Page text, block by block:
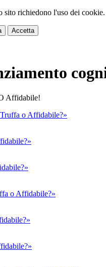
sito richiedono l'uso dei
Accetta
Affidabile!
o Affidabile?»
o Affidabile?»